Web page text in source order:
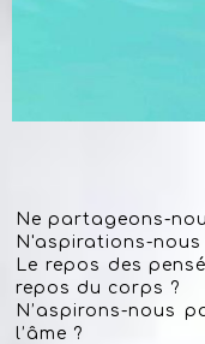
Ne partageons-
N'aspirations-
Le repos des
repos du corps ?
N’aspirons-nous
l’âme ?